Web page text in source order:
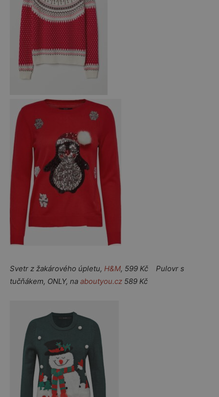
Svetr z žakárového úpletu, H&M, 599 Kč Pulovr s
tučňákem, ONLY, na aboutyou.cz 589 Kč